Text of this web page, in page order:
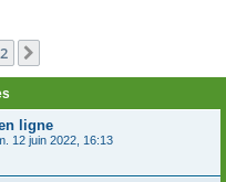
2
ligne
12 juin 2022, 16:13